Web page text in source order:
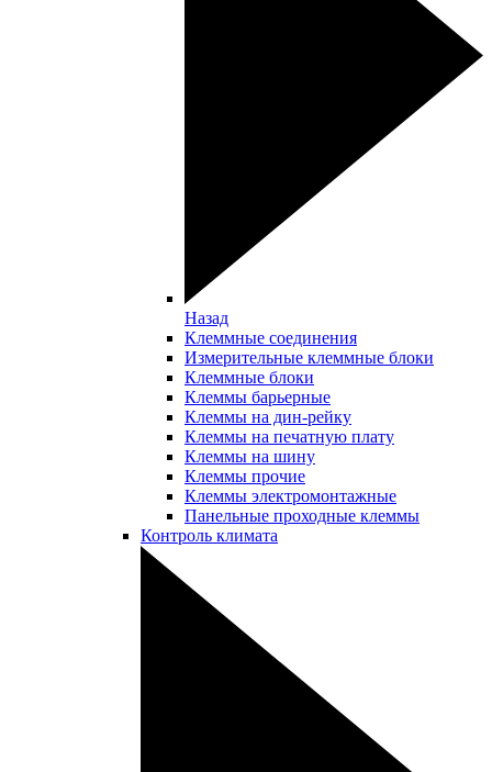
Назад
Клеммные соединения
Измерительные клеммные блоки
Клеммные блоки
Клеммы барьерные
Клеммы на дин-рейку
Клеммы на печатную плату
Клеммы на шину
Клеммы прочие
Клеммы электромонтажные
Панельные проходные клеммы
Контроль климата